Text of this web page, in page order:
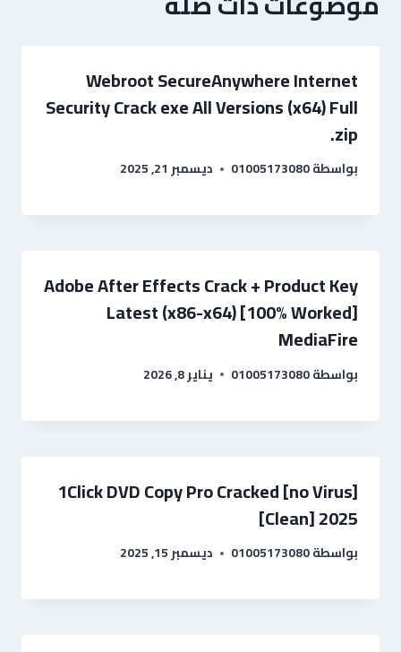
Webroot SecureAnywhere Internet
Security Crack exe All Versions (x64) Full
.zip
بواسطة01005173080 ديسمبر 21, 2025
Adobe After Effects Crack + Product Key
Latest (x86-x64) [100% Worked]
MediaFire
بواسطة01005173080 يناير 8, 2026
1Click DVD Copy Pro Cracked [no Virus]
[Clean] 2025
بواسطة01005173080 ديسمبر 15, 2025